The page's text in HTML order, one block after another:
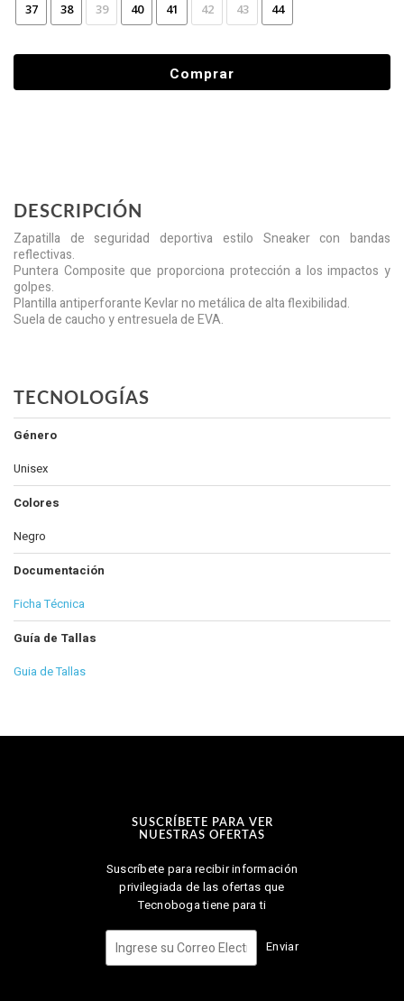
37 38 39 40 41 42 43 44
Comprar
DESCRIPCIÓN
Zapatilla de seguridad deportiva estilo Sneaker con bandas
reflectivas.
Puntera Composite que proporciona protección a los impactos y
golpes.
Plantilla antiperforante Kevlar no metálica de alta flexibilidad.
Suela de caucho y entresuela de EVA.
TECNOLOGÍAS
Género
Unisex
Colores
Negro
Documentación
Ficha Técnica
Guía de Tallas
Guia de Tallas
SUSCRÍBETE PARA VER
NUESTRAS OFERTAS
Suscríbete para recibir información
privilegiada de las ofertas que
Tecnoboga tiene para ti
Enviar